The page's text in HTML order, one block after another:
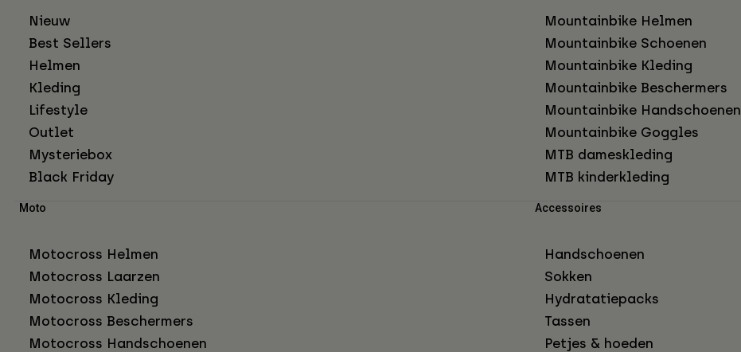
Nieuw
Best Sellers
Helmen
Kleding
Lifestyle
Outlet
Mysteriebox
Black Friday
Mountainbike Helmen
Mountainbike Schoenen
Mountainbike Kleding
Mountainbike Beschermers
Mountainbike Handschoenen
Mountainbike Goggles
MTB dameskleding
MTB kinderkleding
Moto
Motocross Helmen
Motocross Laarzen
Motocross Kleding
Motocross Beschermers
Motocross Handschoenen
Accessoires
Handschoenen
Sokken
Hydratatiepacks
Tassen
Petjes & hoeden